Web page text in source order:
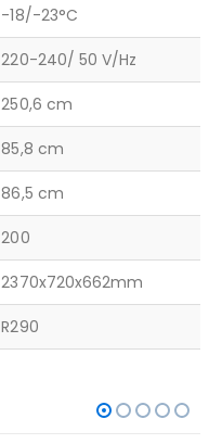
-18/-23°C
220-240/ 50 V/Hz
250,6 cm
85,8 cm
86,5 cm
200
2370x720x662mm
R290